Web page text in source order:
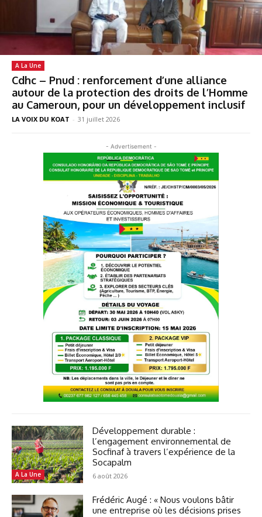
A La Une
Cdhc – Pnud : renforcement d’une alliance
autour de la protection des droits de l’Homme
au Cameroun, pour un développement inclusif
LA VOIX DU KOAT - 31 juillet 2026
- Advertisement -
A La Une
Développement durable :
l’engagement environnemental de
Socfinaf à travers l’expérience de la
Socapalm
6 août 2026
Frédéric Augé : « Nous voulons bâtir
une entreprise où les décisions prises